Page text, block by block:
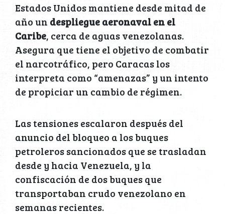
Estados Unidos mantiene desde mitad de
año un despliegue aeronaval en el
Caribe, cerca de aguas venezolanas.
Asegura que tiene el objetivo de combatir
el narcotráfico, pero Caracas los
interpreta como “amenazas” y un intento
de propiciar un cambio de régimen.
Las tensiones escalaron después del
anuncio del bloqueo a los buques
petroleros sancionados que se trasladan
desde y hacia Venezuela, y la
confiscación de dos buques que
transportaban crudo venezolano en
semanas recientes.